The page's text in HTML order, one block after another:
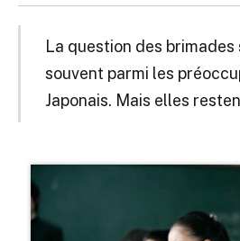
La question des
souvent parmi les
Japonais. Mais elles